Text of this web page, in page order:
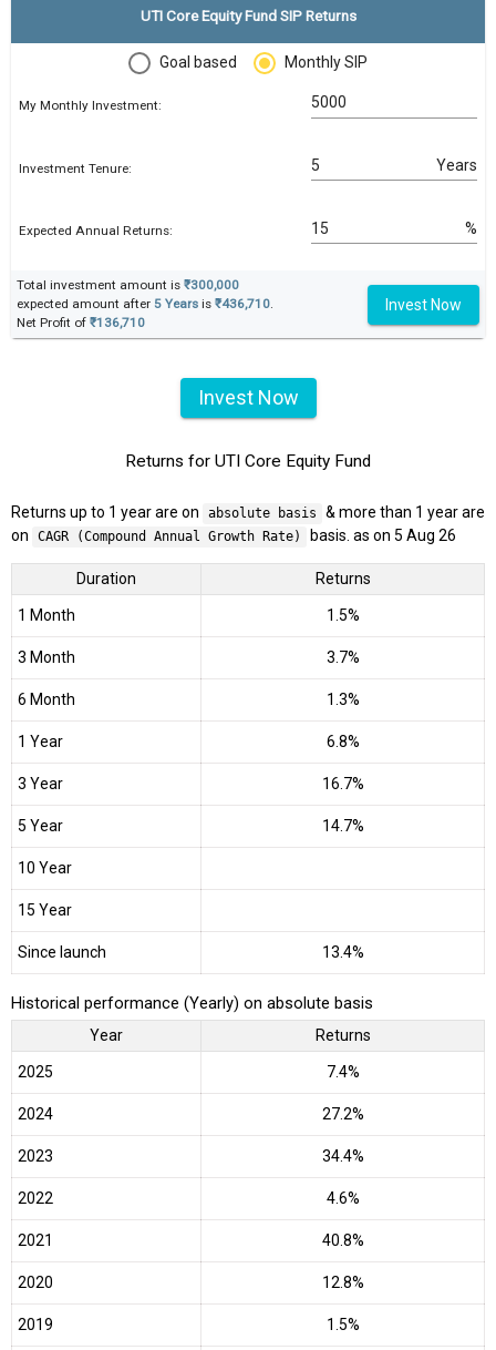
UTI Core Equity Fund SIP Returns
Goal based Monthly SIP
My Monthly Investment:
Investment Tenure: Years
Expected Annual Returns: %
Total investment amount is ₹300,000
expected amount after 5 Years is ₹436,710.
Net Profit of ₹136,710
Invest Now
Invest Now
Returns for UTI Core Equity Fund
Returns up to 1 year are on absolute basis
& more than 1 year are
on
CAGR (Compound Annual Growth Rate) basis. as on 5 Aug 26
Duration Returns
1 Month 1.5%
3 Month 3.7%
6 Month 1.3%
1 Year 6.8%
3 Year 16.7%
5 Year 14.7%
10 Year
15 Year
Since launch 13.4%
Historical performance (Yearly) on absolute basis
Year Returns
2025 7.4%
2024 27.2%
2023 34.4%
2022 4.6%
2021 40.8%
2020 12.8%
2019 1.5%